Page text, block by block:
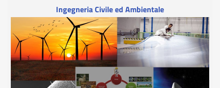
Ingegneria Civile ed Ambientale